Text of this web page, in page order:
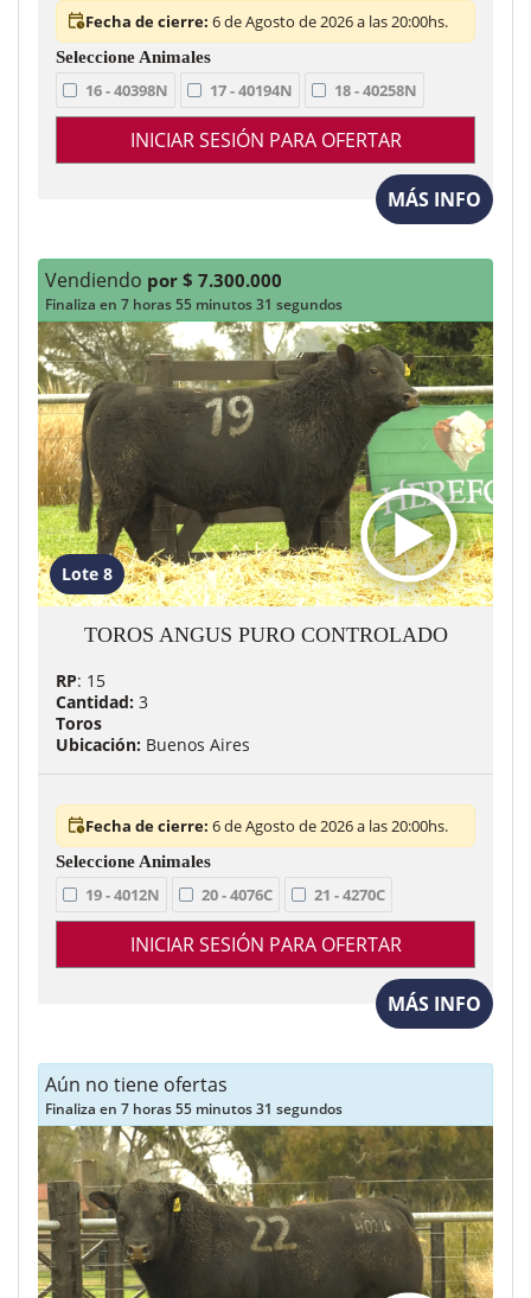
Fecha de cierre: 6 de Agosto de 2026 a las 20:00hs.
16 - 40398N 17 - 40194N 18 - 40258N
INICIAR SESIÓN PARA OFERTAR
MÁS INFO
Vendiendo por $ 7.300.000
Finaliza en 7 horas 55 minutos 29 segundos
Lote 8
TOROS ANGUS PURO CONTROLADO
RP: 15
Cantidad: 3
Toros
Ubicación: Buenos Aires
Fecha de cierre: 6 de Agosto de 2026 a las 20:00hs.
19 - 4012N 20 - 4076C 21 - 4270C
INICIAR SESIÓN PARA OFERTAR
MÁS INFO
Aún no tiene ofertas
Finaliza en 7 horas 55 minutos 29 segundos